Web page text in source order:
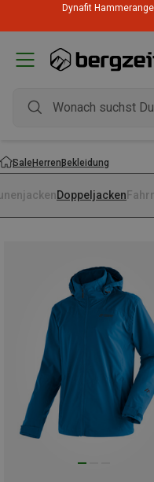
Dynafit
SaleHerrenBekleidung
Doppeljacken